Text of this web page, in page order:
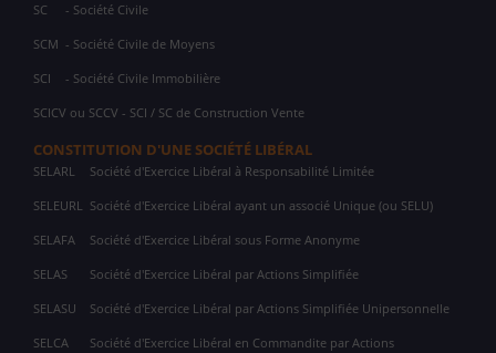
SC - Société Civile
SCM - Société Civile de Moyens
SCI - Société Civile Immobilière
SCICV ou SCCV - SCI / SC de Construction Vente
CONSTITUTION D'UNE SOCIÉTÉ LIBÉRAL
SELARL Société d'Exercice Libéral à Responsabilité Limitée
SELEURL Société d'Exercice Libéral ayant un associé Unique (ou SELU)
SELAFA Société d'Exercice Libéral sous Forme Anonyme
SELAS Société d'Exercice Libéral par Actions Simplifiée
SELASU Société d'Exercice Libéral par Actions Simplifiée Unipersonnelle
SELCA Société d'Exercice Libéral en Commandite par Actions